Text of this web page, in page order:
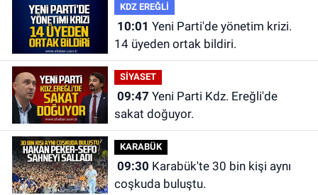
KDZ EREĞLİ
10:01
14 üyeden ortak bildiri.
SİYASET
09:47
sakat doğuyor.
KARABÜK
09:30
coşkuda buluştu.